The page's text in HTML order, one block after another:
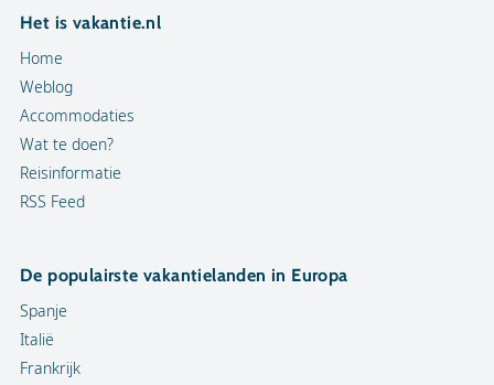
Het is vakantie.nl
Home
Weblog
Accommodaties
Wat te doen?
Reisinformatie
RSS Feed
De populairste vakantielanden in Europa
Spanje
Italië
Frankrijk